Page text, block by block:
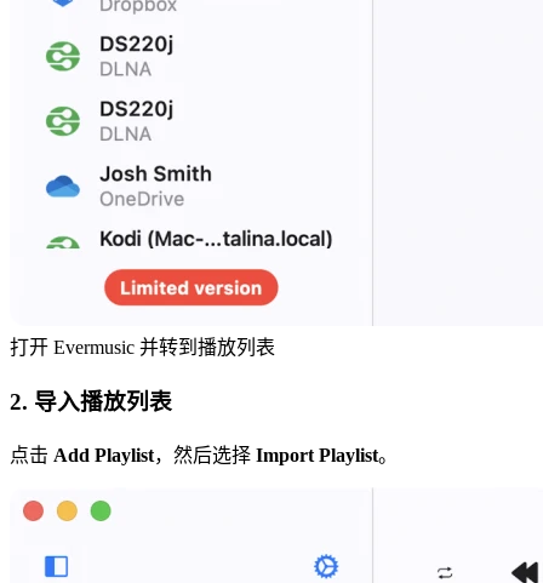
打开 Evermusic 并转到播放列表
2. 导入播放列表
点击 Add Playlist，然后选择 Import Playlist。